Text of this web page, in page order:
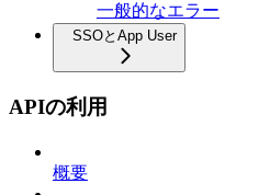
一般的なエラー
SSOとApp User
APIの利用
概要